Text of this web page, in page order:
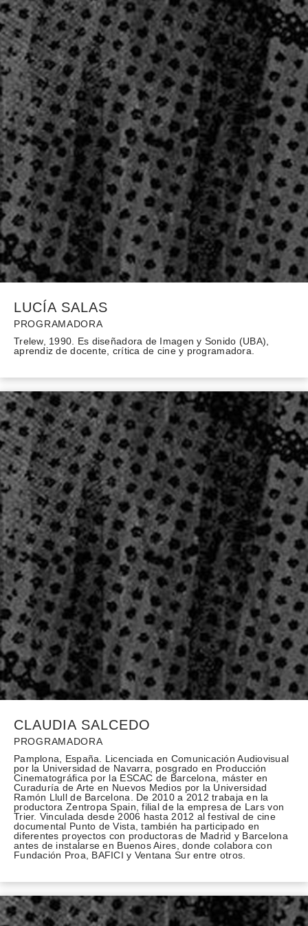
LUCÍA SALAS
PROGRAMADORA
Trelew, 1990. Es diseñadora de Imagen y Sonido (UBA),
aprendiz de docente, crítica de cine y programadora.
CLAUDIA SALCEDO
PROGRAMADORA
Pamplona, España. Licenciada en Comunicación Audiovisual
por la Universidad de Navarra, posgrado en Producción
Cinematográfica por la ESCAC de Barcelona, máster en
Curaduría de Arte en Nuevos Medios por la Universidad
Ramón Llull de Barcelona. De 2010 a 2012 trabaja en la
productora Zentropa Spain, filial de la empresa de Lars von
Trier. Vinculada desde 2006 hasta 2012 al festival de cine
documental Punto de Vista, también ha participado en
diferentes proyectos con productoras de Madrid y Barcelona
antes de instalarse en Buenos Aires, donde colabora con
Fundación Proa, BAFICI y Ventana Sur entre otros.